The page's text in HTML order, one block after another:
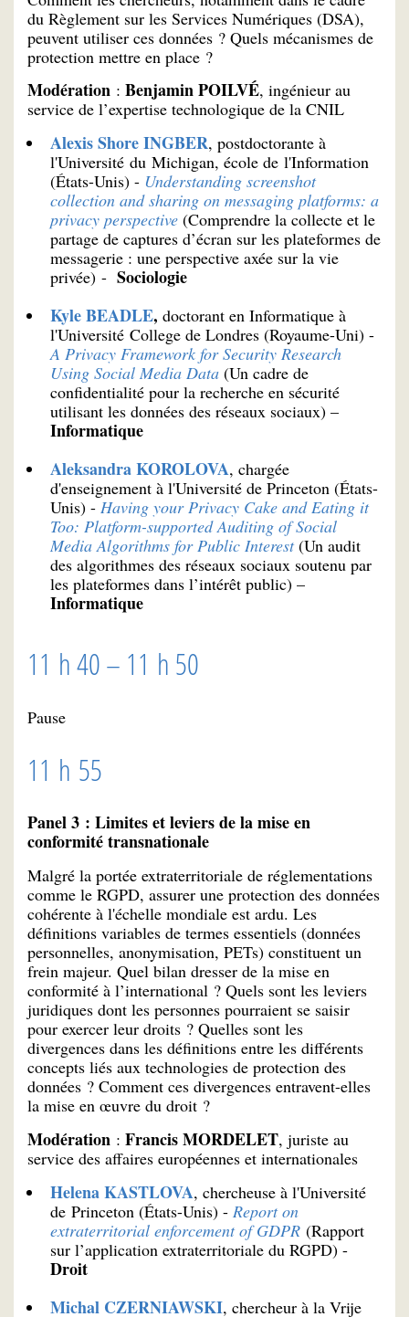
du Règlement sur les Services Numériques (DSA),
peuvent utiliser ces données ? Quels mécanismes de
protection mettre en place ?
Modération : Benjamin POILVÉ, ingénieur au
service de l’expertise technologique de la CNIL
Alexis Shore INGBER, postdoctorante à
l'Université du Michigan, école de l'Information
(États-Unis) - Understanding screenshot
collection and sharing on messaging platforms: a
privacy perspective (Comprendre la collecte et le
partage de captures d’écran sur les plateformes de
messagerie : une perspective axée sur la vie
privée) - Sociologie
Kyle BEADLE, doctorant en Informatique à
l'Université College de Londres (Royaume-Uni) -
A Privacy Framework for Security Research
Using Social Media Data (Un cadre de
confidentialité pour la recherche en sécurité
utilisant les données des réseaux sociaux) –
Informatique
Aleksandra KOROLOVA, chargée
d'enseignement à l'Université de Princeton (États-
Unis) - Having your Privacy Cake and Eating it
Too: Platform-supported Auditing of Social
Media Algorithms for Public Interest(Un audit
des algorithmes des réseaux sociaux soutenu par
les plateformes dans l’intérêt public) –
Informatique
11 h 40 – 11 h 50
Pause
11 h 55
Panel 3 : Limites et leviers de la mise en
conformité transnationale
Malgré la portée extraterritoriale de réglementations
comme le RGPD, assurer une protection des données
cohérente à l'échelle mondiale est ardu. Les
définitions variables de termes essentiels (données
personnelles, anonymisation, PETs) constituent un
frein majeur. Quel bilan dresser de la mise en
conformité à l’international ? Quels sont les leviers
juridiques dont les personnes pourraient se saisir
pour exercer leur droits ? Quelles sont les
divergences dans les définitions entre les différents
concepts liés aux technologies de protection des
données ? Comment ces divergences entravent-elles
la mise en œuvre du droit ?
Modération : Francis MORDELET, juriste au
service des affaires européennes et internationales
Helena KASTLOVA, chercheuse à l'Université
de Princeton (États-Unis) - Report on
extraterritorial enforcement of GDPR (Rapport
sur l’application extraterritoriale du RGPD) -
Droit
Michal CZERNIAWSKI, chercheur à la Vrije